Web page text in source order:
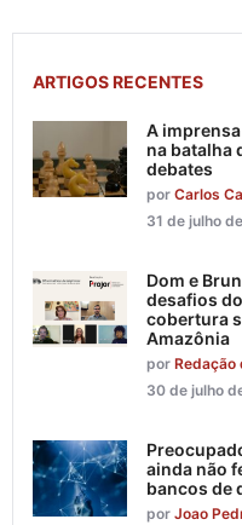
ARTIGOS RECENTES
A
na batalha
debates
por Carlos
31 de julho
Dom e
desafios
cobertura
Amazônia
por Redação
30 de julho
ainda não
bancos de
por Joao